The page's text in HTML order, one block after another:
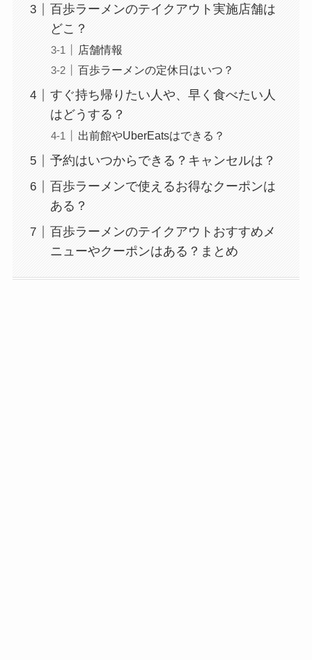
百歩ラーメンのテイクアウト実施店舗は
どこ？
店舗情報
百歩ラーメンの定休日はいつ？
すぐ持ち帰りたい人や、早く食べたい人
はどうする？
出前館やUberEatsはできる？
予約はいつからできる？キャンセルは？
百歩ラーメンで使えるお得なクーポンは
ある？
百歩ラーメンのテイクアウトおすすめメ
ニューやクーポンはある？まとめ